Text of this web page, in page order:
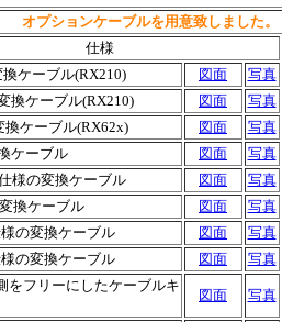
オプションケーブルを用意致しました
仕様
換ケーブル(RX210)
図面
写真
換ケーブル(RX210)
図面
写真
換ケーブル(RX62x)
図面
写真
ケーブル
図面
写真
様の変換ケーブル
図面
写真
換ケーブル
図面
写真
の変換ケーブル
図面
写真
の変換ケーブル
図面
写真
をフリーにしたケーブルキ
図面 写真